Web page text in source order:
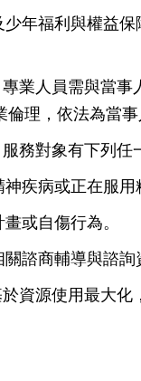
年福利與權益
業人員需與當
理，依法為當事
務對象有下列任
疾病或正在服用
或自傷行為。
諮商輔導與諮詢
資源使用最大